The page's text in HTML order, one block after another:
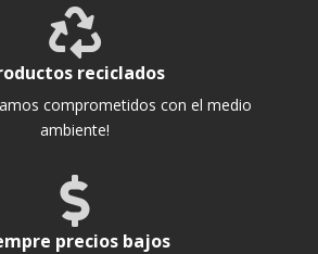

reciclados
comprometidos con el medio
ambiente!

precios bajos